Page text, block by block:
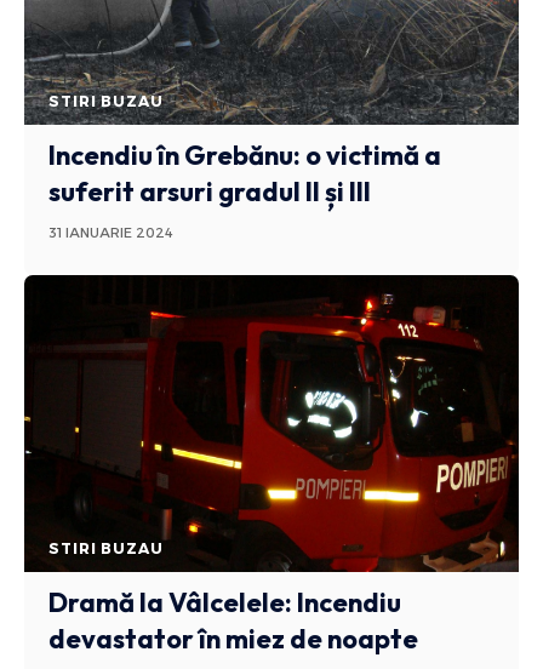
STIRI BUZAU
Incendiu în Grebănu: o victimă a
suferit arsuri gradul II și III
31 IANUARIE 2024
STIRI BUZAU
Dramă la Vâlcelele: Incendiu
devastator în miez de noapte